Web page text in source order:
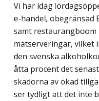
Vi har idag
e-handel, obegränsad
samt restaurangboom
matserveringar, vilket
den svenska
åtta procent det
skadorna av ökad
ser tydligt att det inte